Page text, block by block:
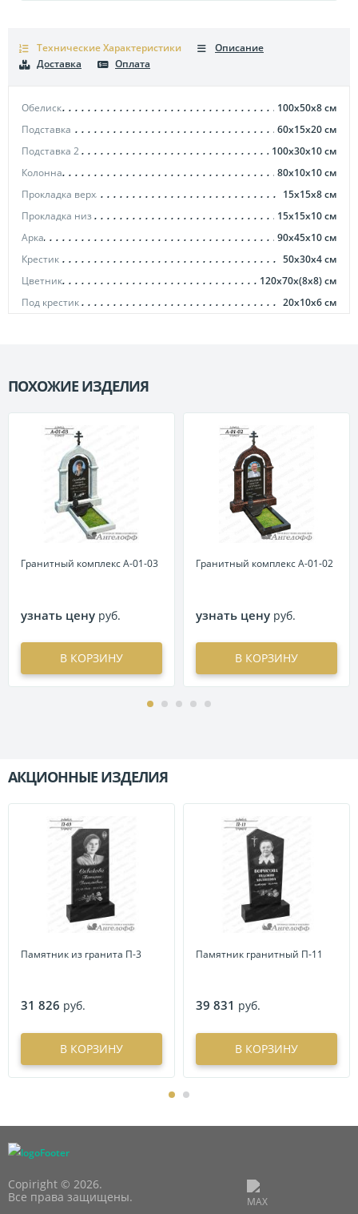
Технические Характеристики
Обелиск 100х50х8см
Подставка
60х15х20см
Подставка 2
100х30х10см
Колонна
80х10х10см
Прокладка верх
15х15х8см
Прокладка низ
15x15x10см
Арка
90х45х10см
Крестик
50х30х4см
Цветник
120x70x(8x8)см
Под крестик
20х10х6см
Описание
Доставка
Оплата
ПОХОЖИЕ ИЗДЕЛИЯ
Гранитный комплекс А-01-03
узнать цену руб.
В КОРЗИНУ
Гранитный комплекс А-01-02
узнать цену руб.
В КОРЗИНУ
АКЦИОННЫЕ ИЗДЕЛИЯ
Памятник из гранита П-3
31 826 руб.
В КОРЗИНУ
Памятник гранитный П-11
39 831 руб.
В КОРЗИНУ
Copiright © 2026.
Все права защищены.